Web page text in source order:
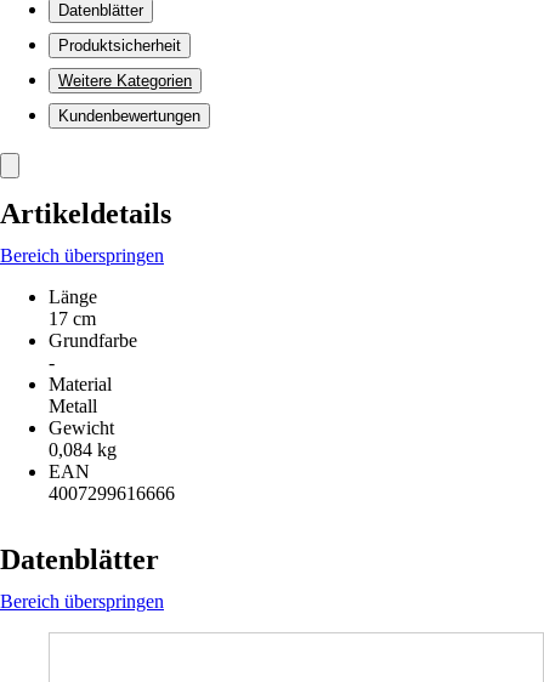
Datenblätter
Produktsicherheit
Weitere Kategorien
Kundenbewertungen
Artikeldetails
Bereich überspringen
Länge
17 cm
Grundfarbe
-
Material
Metall
Gewicht
0,084 kg
EAN
4007299616666
Datenblätter
Bereich überspringen